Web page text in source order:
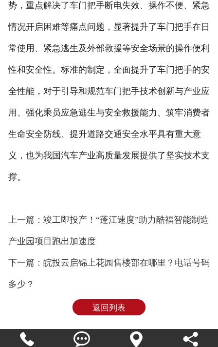
势，重点解决了车门把手断电失效、操作不便、紧急
情况开启困难等痛点问题，显著提升了车门把手在日
常使用、紧急逃生及外部救援等安全场景的操作便利
性和安全性。标准的制定，全面提升了车门把手的安
全性能，对于引导和规范车门把手技术创新与产业应
用、强化乘员应急逃生与安全救援能力、筑牢消费者
生命安全防线、提升道路交通安全水平具有重大意
义，也为我国汽车产业高质量发展提供了坚实技术支
撑。
上一篇：竣工即投产！“蓬江速度”助力酷福智能制造
产业园项目跑出加速度
下一篇：皖投云启锦上花园售楼部在哪里？电话号码
多少？
返回列表
   